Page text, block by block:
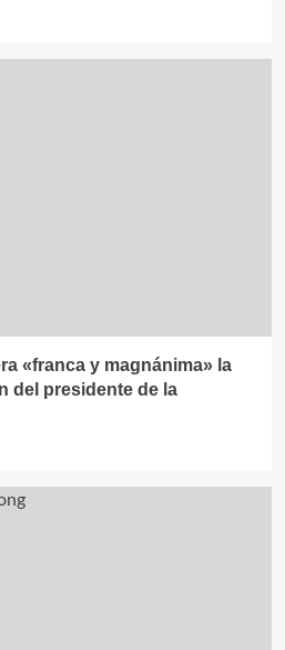
«franca y magnánima» la
del presidente de la